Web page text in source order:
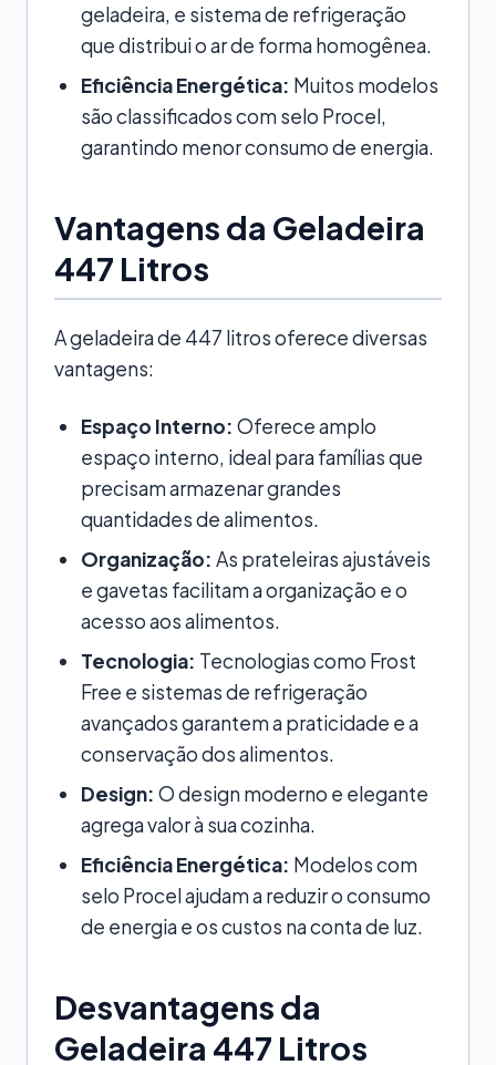
geladeira, e sistema de refrigeração
que distribui o ar de forma homogênea.
Eficiência Energética: Muitos modelos
são classificados com selo Procel,
garantindo menor consumo de energia.
Vantagens da Geladeira
447 Litros
A geladeira de 447 litros oferece diversas
vantagens:
Espaço Interno: Oferece amplo
espaço interno, ideal para famílias que
precisam armazenar grandes
quantidades de alimentos.
Organização: As prateleiras ajustáveis
e gavetas facilitam a organização e o
acesso aos alimentos.
Tecnologia: Tecnologias como Frost
Free e sistemas de refrigeração
avançados garantem a praticidade e a
conservação dos alimentos.
Design: O design moderno e elegante
agrega valor à sua cozinha.
Eficiência Energética: Modelos com
selo Procel ajudam a reduzir o consumo
de energia e os custos na conta de luz.
Desvantagens da
Geladeira 447 Litros